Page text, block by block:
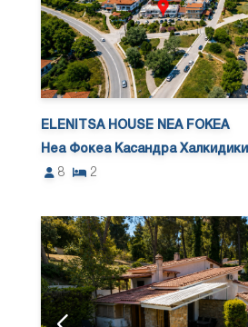
ELENITSA HOUSE NEA FOKEA
Неа Фокеа Касандра Халкидики
8
2